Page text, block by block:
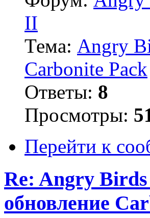
II
Тема: Angry
Carbonite Pack
Ответы: 8
Просмотры:
Перейти к
Re: Angry
обновление